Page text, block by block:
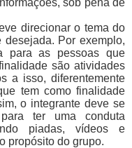
direcionar o tema do
Por exemplo,
para as pessoas que
são atividades
a isso, diferentemente
tem como finalidade
o integrante deve se
ter uma conduta
piadas, vídeos e
propósito do grupo.